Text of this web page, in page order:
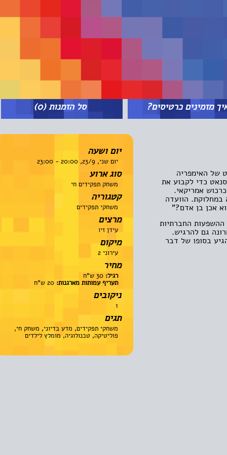
כרטיסים? סל הזמנות(0)
האימפריה
במאי 2168 נציגי הסנאט כדי לקבוע את
אמריקאי.
הוועדה
בן אדם?"
החברתיות
גם להרגיש.
בסופו של דבר
יום ושעה
יום שני, 23/9, 20:00 - 23:00
סוג ארוע
משחק תפקידים חי
קטגוריה
משחקי תפקידים
מרצים
עידן זיו
מיקום
עירוני 2
מחיר
רגיל:30 ש"ח
תעריף עמותות מארגנות:20 ש"ח
ניקובים
תגים
משחקי תפקידים, מדע בדיוני, משחק חי,
פוליטיקה, טכנולוגיה, מומלץ לילדים